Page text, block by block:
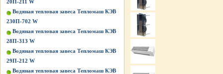
20П-211 W
Водяная тепловая завеса Тепломаш КЭВ
230П-702 W
Водяная тепловая завеса Тепломаш КЭВ
28П-313 W
Водяная тепловая завеса Тепломаш КЭВ
29П-212 W
Водяная тепловая завеса Тепломаш КЭВ